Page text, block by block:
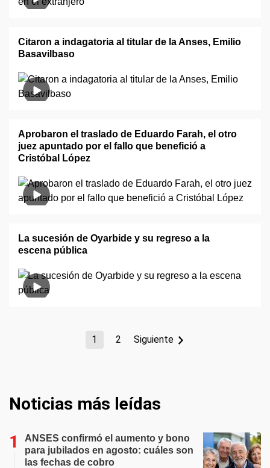
Citaron a indagatoria al titular de la Anses, Emilio
Basavilbaso
Aprobaron el traslado de Eduardo Farah, el otro
juez apuntado por el fallo que benefició a
Cristóbal López
La sucesión de Oyarbide y su regreso a la
escena pública
1 2 Siguiente
Noticias más leídas
ANSES confirmó el aumento y bono
para jubilados en agosto: cuáles son
las fechas de cobro